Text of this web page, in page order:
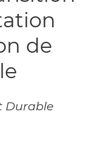
de
Durable